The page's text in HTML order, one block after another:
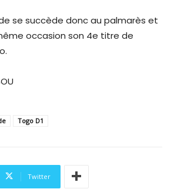
se succède donc au palmarès et
occasion son 4e titre de
Togo D1
Twitter